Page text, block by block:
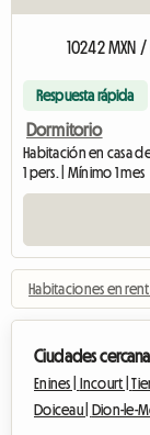
10242 MXN
Respuesta rápida
Dormitorio
Habitación en casa
1 pers. | Mínimo 1 mes
Habitaciones en
Ciudades
Enines | Incourt |
Doiceau |
Dion-le-